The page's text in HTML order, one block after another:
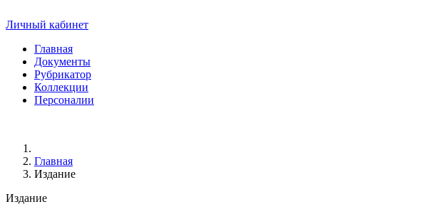
Личный кабинет
Главная
Документы
Рубрикатор
Коллекции
Персоналии
Главная
Издание
Издание